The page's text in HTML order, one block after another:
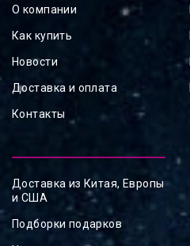
О компании
Как купить
Новости
Доставка и оплата
Контакты
Доставка из Китая, Европы
и США
Подборки подарков